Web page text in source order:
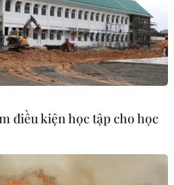
MỤC
điều kiện học tập cho học